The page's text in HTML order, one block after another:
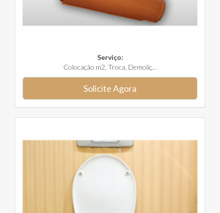
Serviço:
Colocação m2, Troca, Demoliç...
Solicite Agora